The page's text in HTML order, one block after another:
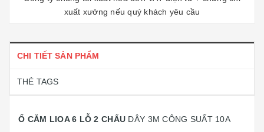
xuất xưởng nếu quý khách yêu cầu
CHI TIẾT SẢN PHẨM
THẺ TAGS
Ổ CẮM LIOA 6 LỖ 2 CHẤU DÂY 3M CÔNG SUẤT 10A